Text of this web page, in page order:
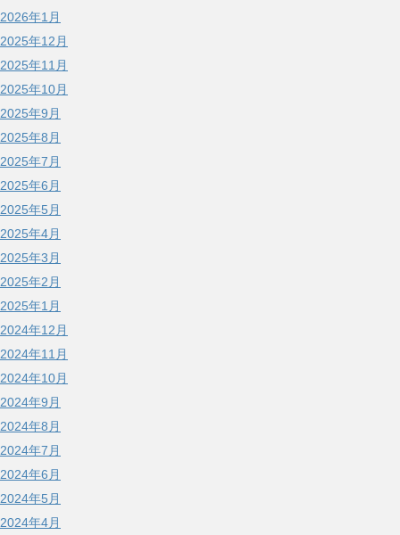
2026年1月
2025年12月
2025年11月
2025年10月
2025年9月
2025年8月
2025年7月
2025年6月
2025年5月
2025年4月
2025年3月
2025年2月
2025年1月
2024年12月
2024年11月
2024年10月
2024年9月
2024年8月
2024年7月
2024年6月
2024年5月
2024年4月